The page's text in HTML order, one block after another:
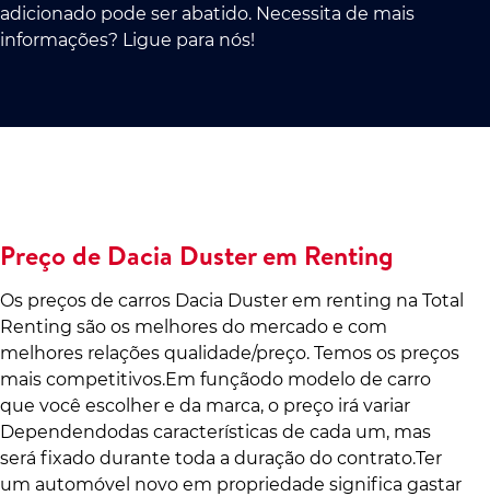
adicionado pode ser abatido. Necessita de mais
informações? Ligue para nós!
Preço de Dacia Duster em Renting
Os preços de carros Dacia Duster em renting na Total
Renting são os melhores do mercado e com
melhores relações qualidade/preço. Temos os preços
mais competitivos.Em funçãodo modelo de carro
que você escolher e da marca, o preço irá variar
Dependendodas características de cada um, mas
será fixado durante toda a duração do contrato.Ter
um automóvel novo em propriedade significa gastar